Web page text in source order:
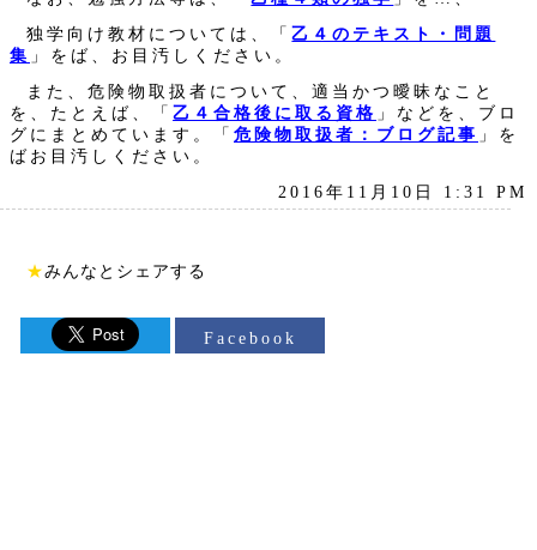
独学向け教材については、「乙４のテキスト・問題
集 」をば、お目汚しください。
また、危険物取扱者について、適当かつ曖昧なこと
を、たとえば、「 乙４合格後に取る資格 」などを、ブロ
グにまとめています。「 危険物取扱者：ブログ記事 」を
ばお目汚しください。
2016年11月10日 1:31 PM
★みんなとシェアする
Facebook